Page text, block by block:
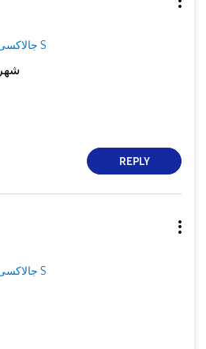
جالاكسى S
شهر ٦ او شهر ٧ ان شاء الله
REPLY
جالاكسى S